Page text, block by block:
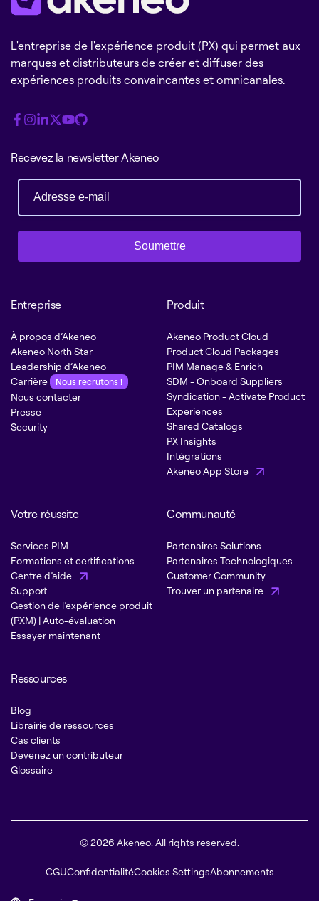
L'entreprise de l'expérience produit (PX) qui permet aux
marques et distributeurs de créer et diffuser des
expériences produits convaincantes et omnicanales.
Recevez la newsletter Akeneo
Soumettre
Entreprise
À propos d’Akeneo
Akeneo North Star
Leadership d’Akeneo
Carrière
Nous recrutons !
Nous contacter
Presse
Security
Produit
Akeneo Product Cloud
Product Cloud Packages
PIM Manage & Enrich
SDM - Onboard Suppliers
Syndication - Activate Product
Experiences
Shared Catalogs
PX Insights
Intégrations
Akeneo App Store
Votre réussite
Services PIM
Formations et certifications
Centre d’aide
Support
Gestion de l’expérience produit
(PXM) | Auto-évaluation
Essayer maintenant
Communauté
Partenaires Solutions
Partenaires Technologiques
Customer Community
Trouver un partenaire
Ressources
Blog
Librairie de ressources
Cas clients
Devenez un contributeur
Glossaire
© 2026 Akeneo. All rights reserved.
CGUConfidentialitéCookies SettingsAbonnements